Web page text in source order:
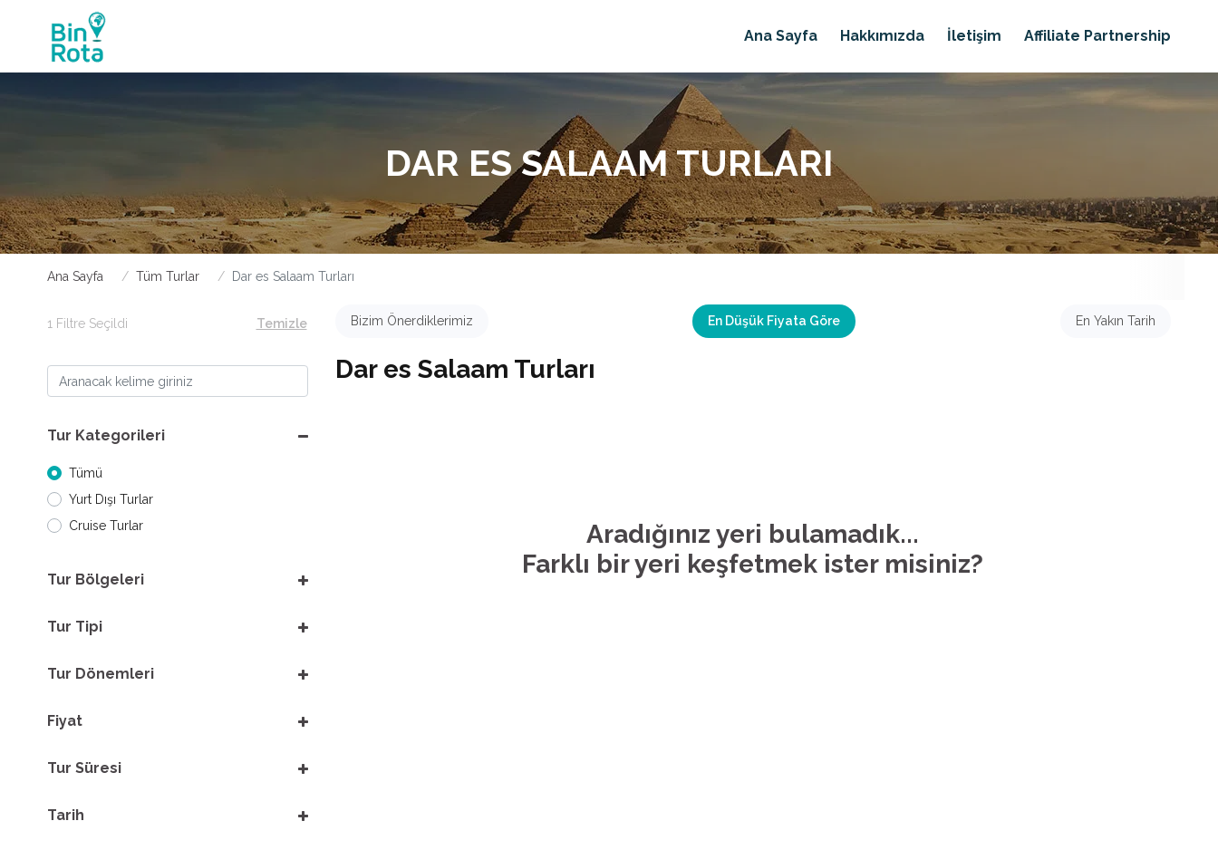
Ana Sayfa Hakkımızda İletişim Affiliate Partnership
DAR ES SALAAM TURLARI
Ana Sayfa Tüm Turlar Dar es Salaam Turları
1 Filtre Seçildi Temizle
Tur Kategorileri
Tümü
Yurt Dışı Turlar
Cruise Turlar
Tur Bölgeleri
Tur Tipi
Tur Dönemleri
Fiyat
Tur Süresi
Tarih
Bizim Önerdiklerimiz En Düşük Fiyata Göre En Yakın Tarih
Dar es Salaam Turları
Aradığınız yeri bulamadık...
Farklı bir yeri keşfetmek ister misiniz?